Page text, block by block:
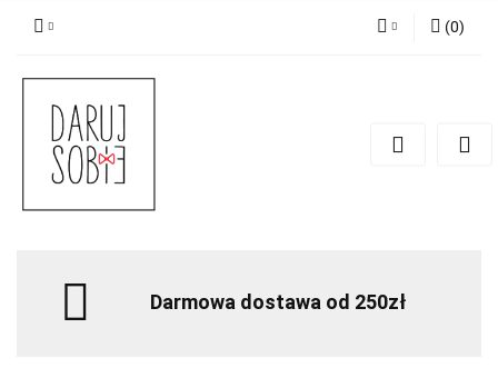
Dodaj zgłoszenie
(0)
Darmowa dostawa od 250zł